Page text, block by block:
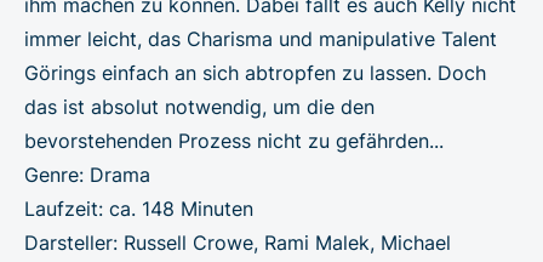
immer leicht, das Charisma und manipulative Talent
Görings einfach an sich abtropfen zu lassen. Doch
das ist absolut notwendig, um die den
bevorstehenden Prozess nicht zu gefährden...
Genre: Drama
Laufzeit: ca. 148 Minuten
Darsteller: Russell Crowe, Rami Malek, Michael